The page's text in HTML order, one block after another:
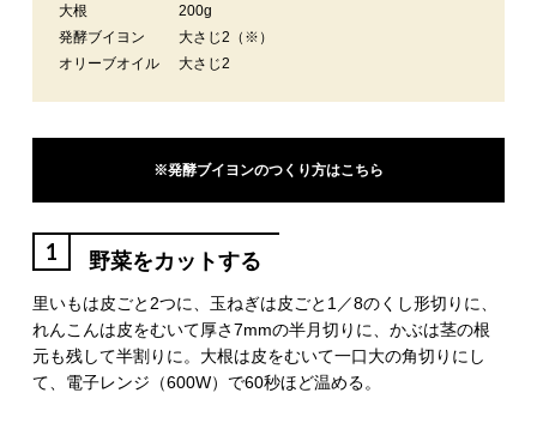
大根
200g
発酵ブイヨン
大さじ2（※）
オリーブオイル
大さじ2
※発酵ブイヨンのつくり方はこちら
1 野菜をカットする
里いもは皮ごと2つに、玉ねぎは皮ごと1／8のくし形切りに、
れんこんは皮をむいて厚さ7mmの半月切りに、かぶは茎の根
元も残して半割りに。大根は皮をむいて一口大の角切りにし
て、電子レンジ（600W）で60秒ほど温める。